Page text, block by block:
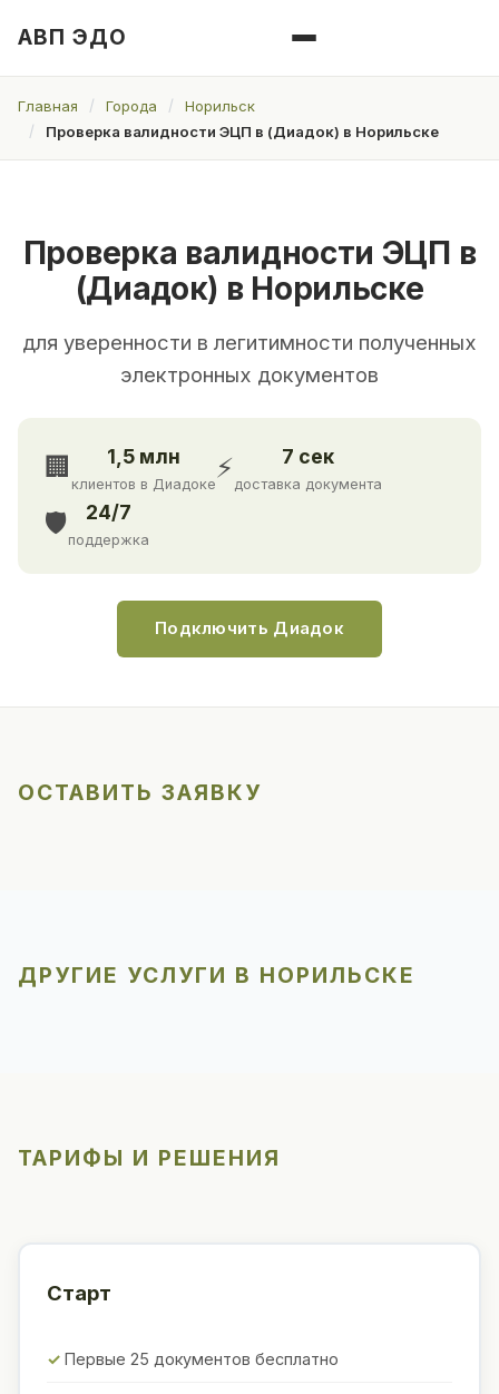
АВП ЭДО
Главная Города
Норильск
Проверка валидности ЭЦП в (Диадок) в Норильске
Проверка валидности ЭЦП в
(Диадок) в Норильске
для уверенности в легитимности полученных
электронных документов
🏢 1,5 млн
клиентов в Диадоке
⚡ 7 сек
доставка документа
🛡️ 24/7
поддержка
Подключить Диадок
ОСТАВИТЬ ЗАЯВКУ
ДРУГИЕ УСЛУГИ В НОРИЛЬСКЕ
ТАРИФЫ И РЕШЕНИЯ
Старт
Первые 25 документов бесплатно